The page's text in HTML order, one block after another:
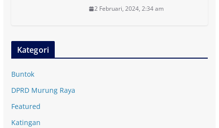
2 Februari, 2024, 2:34 am
Kategori
Buntok
DPRD Murung Raya
Featured
Katingan